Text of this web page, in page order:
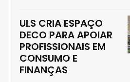
ULS CRIA ESPAÇO
DECO PARA APOIAR
PROFISSIONAIS EM
CONSUMO E
FINANÇAS